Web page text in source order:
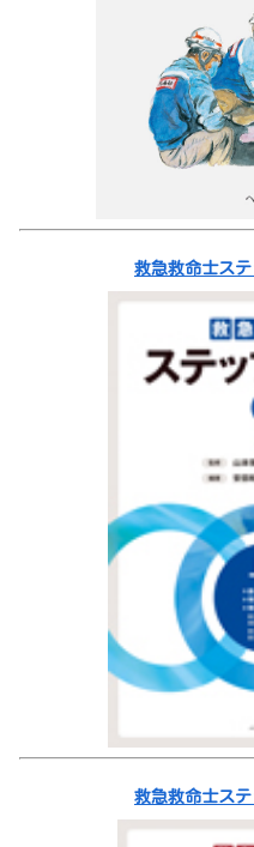
救急救命士ス
救急救命士ス